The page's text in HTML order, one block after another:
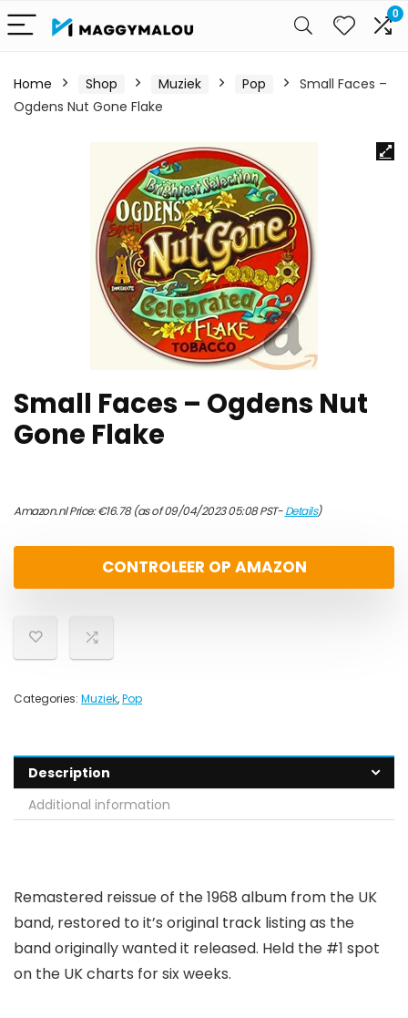
0
Home Shop Muziek Pop
Small Faces –
Ogdens Nut Gone Flake
Small Faces – Ogdens Nut
Gone Flake
Amazon.nl Price:€16.78(as of 09/04/2023 05:08 PST-Details)
CONTROLEER OP AMAZON
Categories: Muziek,Pop
Description
Additional information
Remastered reissue of the 1968 album from the UK
band, restored to it’s original track listing as the
band originally wanted it released. Held the #1 spot
on the UK charts for six weeks.